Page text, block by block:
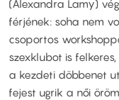
(Alexandra Lamy)
férjének: soha nem
csoportos
szexklubot is
a kezdeti döbbenet
fejest ugrik a női